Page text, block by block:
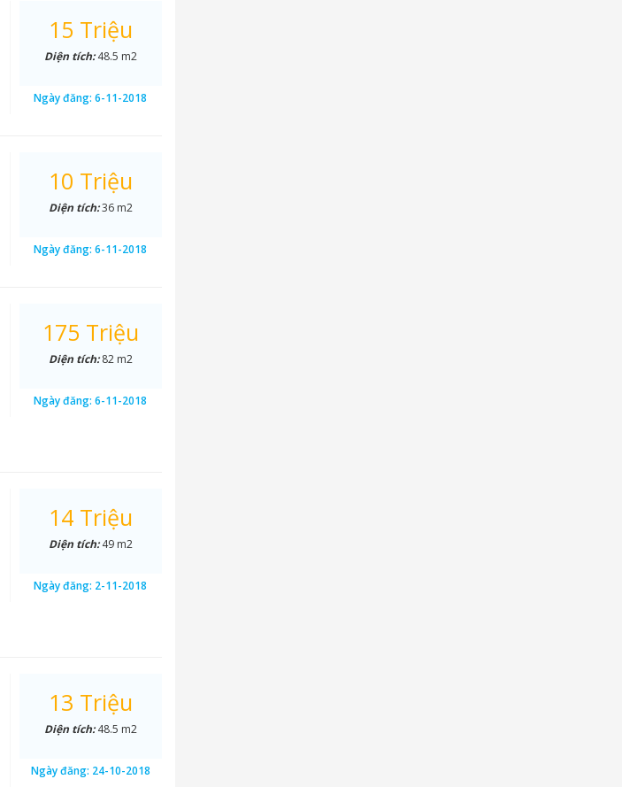
15 Triệu
Diện tích:48.5 m2
Ngày đăng:6-11-2018
10 Triệu
Diện tích:36 m2
Ngày đăng:6-11-2018
175 Triệu
Diện tích:82 m2
Ngày đăng:6-11-2018
14 Triệu
Diện tích:49 m2
Ngày đăng: 2-11-2018
13 Triệu
Diện tích:48.5 m2
Ngày đăng: 24-10-2018